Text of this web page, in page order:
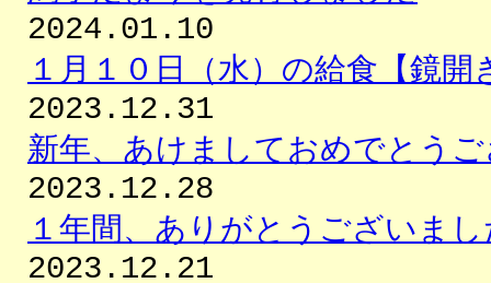
2024.01.10
１月１０日（水）の給食【鏡開
2023.12.31
新年、あけましておめでとう
2023.12.28
１年間、ありがとうございま
2023.12.21